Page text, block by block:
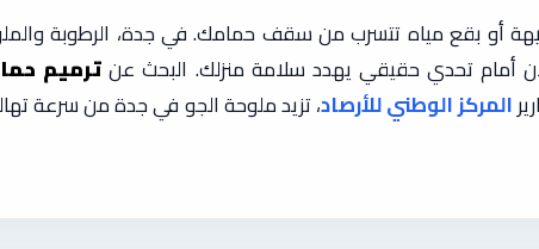
أو بقع مياه تتسرب من سقف حمامك. في جدة، الرطوبة
أمام تحدي حقيقي يهدد سلامة منزلك. البحث عن
المركز الوطني للأرصاد، تزيد ملوحة الجو في جدة من سرعة